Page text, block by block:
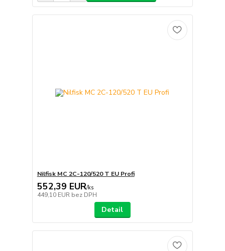
Nilfisk MC 2C-120/520 T EU Profi
552,39 EUR/ks
449,10 EUR bez DPH
Detail